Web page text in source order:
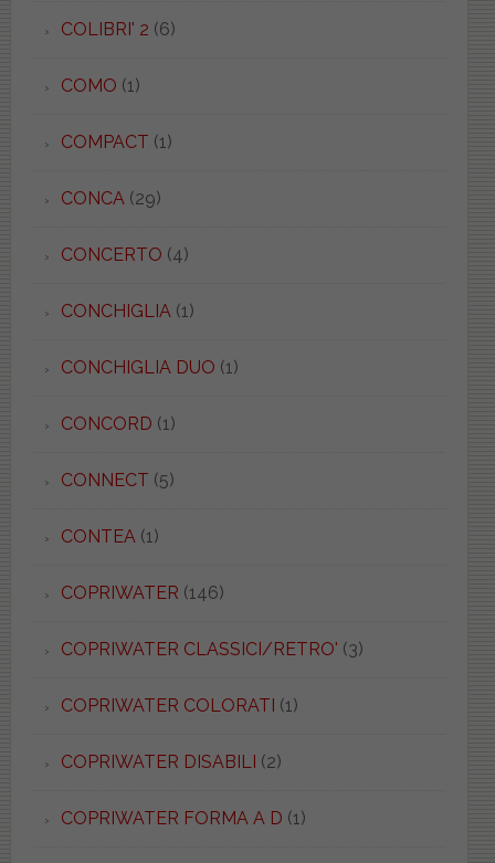
COLIBRI' 2 (6)
COMO (1)
COMPACT (1)
CONCA(29)
CONCERTO (4)
CONCHIGLIA(1)
CONCHIGLIA DUO (1)
CONCORD (1)
CONNECT (5)
CONTEA(1)
COPRIWATER (146)
COPRIWATER CLASSICI/RETRO' (3)
COPRIWATER COLORATI (1)
COPRIWATER DISABILI (2)
COPRIWATER FORMA A D (1)